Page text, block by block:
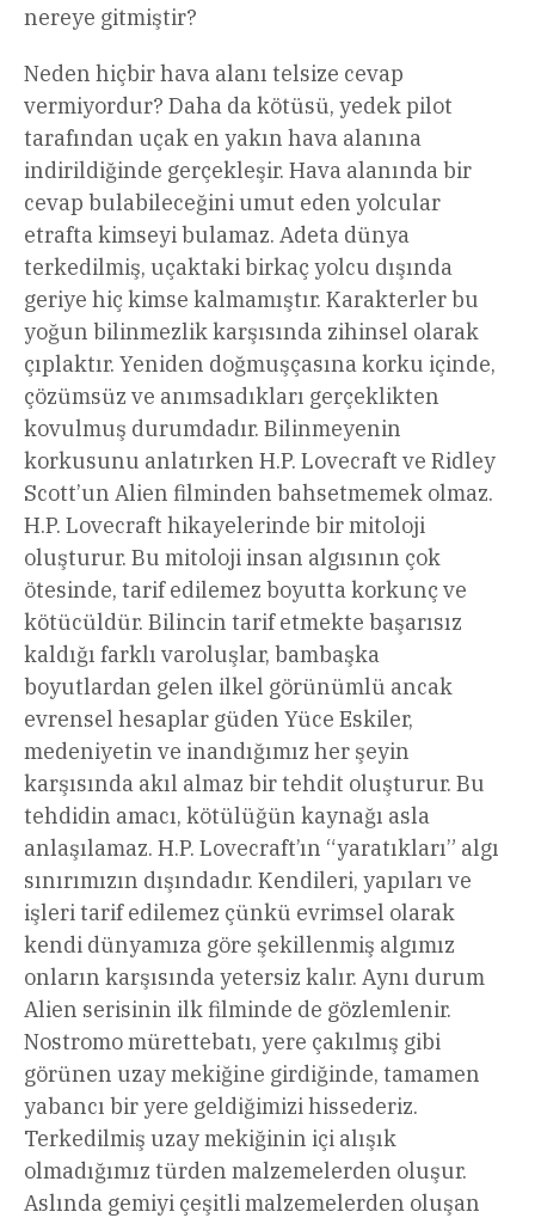
nereye gitmiştir?
Neden hiçbir hava alanı telsize cevap
vermiyordur? Daha da kötüsü, yedek pilot
tarafından uçak en yakın hava alanına
indirildiğinde gerçekleşir. Hava alanında bir
cevap bulabileceğini umut eden yolcular
etrafta kimseyi bulamaz. Adeta dünya
terkedilmiş, uçaktaki birkaç yolcu dışında
geriye hiç kimse kalmamıştır. Karakterler bu
yoğun bilinmezlik karşısında zihinsel olarak
çıplaktır. Yeniden doğmuşçasına korku içinde,
çözümsüz ve anımsadıkları gerçeklikten
kovulmuş durumdadır. Bilinmeyenin
korkusunu anlatırken H.P. Lovecraft ve Ridley
Scott’un Alien filminden bahsetmemek olmaz.
H.P. Lovecraft hikayelerinde bir mitoloji
oluşturur. Bu mitoloji insan algısının çok
ötesinde, tarif edilemez boyutta korkunç ve
kötücüldür. Bilincin tarif etmekte başarısız
kaldığı farklı varoluşlar, bambaşka
boyutlardan gelen ilkel görünümlü ancak
evrensel hesaplar güden Yüce Eskiler,
medeniyetin ve inandığımız her şeyin
karşısında akıl almaz bir tehdit oluşturur. Bu
tehdidin amacı, kötülüğün kaynağı asla
anlaşılamaz. H.P. Lovecraft’ın “yaratıkları” algı
sınırımızın dışındadır. Kendileri, yapıları ve
işleri tarif edilemez çünkü evrimsel olarak
kendi dünyamıza göre şekillenmiş algımız
onların karşısında yetersiz kalır. Aynı durum
Alien serisinin ilk filminde de gözlemlenir.
Nostromo mürettebatı, yere çakılmış gibi
görünen uzay mekiğine girdiğinde, tamamen
yabancı bir yere geldiğimizi hissederiz.
Terkedilmiş uzay mekiğinin içi alışık
olmadığımız türden malzemelerden oluşur.
Aslında gemiyi çeşitli malzemelerden oluşan